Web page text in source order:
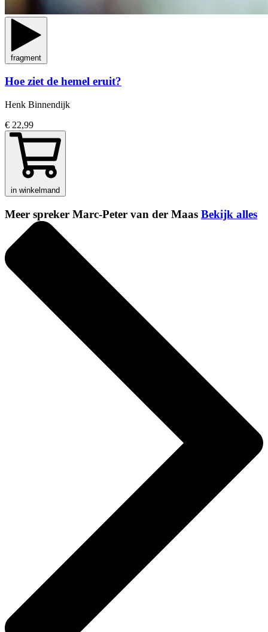
fragment
Hoe ziet de hemel eruit?
Henk Binnendijk
€ 22,99
in winkelmand
Meer spreker Marc-Peter van der Maas Bekijk alles